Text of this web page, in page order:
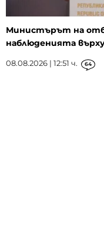
Министърът на
наблюденията
08.08.2026 | 12:51 ч. 64